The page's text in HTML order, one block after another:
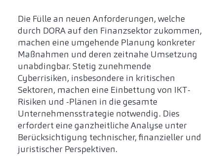
Die Fülle an neuen Anforderungen, welche
durch DORA auf den Finanzsektor zukommen,
machen eine umgehende Planung konkreter
Maßnahmen und deren zeitnahe Umsetzung
unabdingbar. Stetig zunehmende
Cyberrisiken, insbesondere in kritischen
Sektoren, machen eine Einbettung von IKT-
Risiken und -Plänen in die gesamte
Unternehmensstrategie notwendig. Dies
erfordert eine ganzheitliche Analyse unter
Berücksichtigung technischer, finanzieller und
juristischer Perspektiven.